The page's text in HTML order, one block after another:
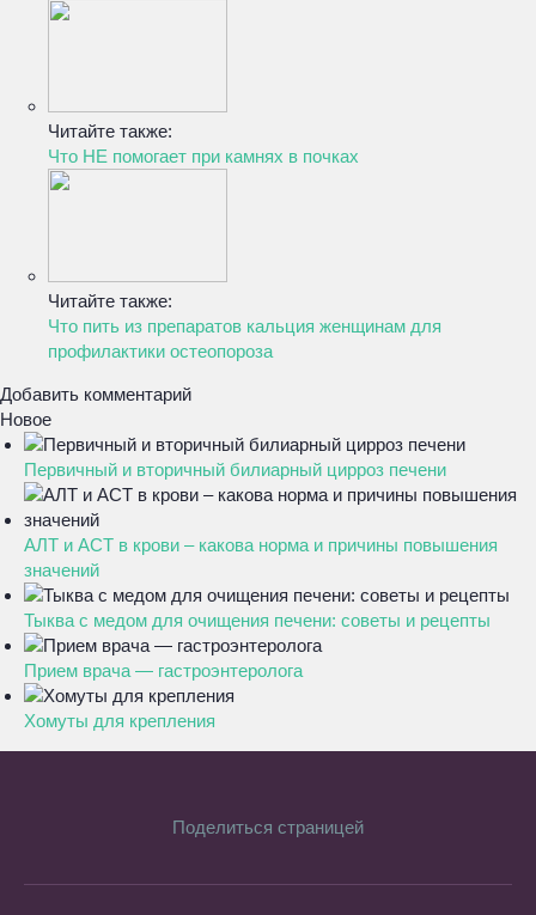
Читайте также:
Что НЕ помогает при камнях в почках
Читайте также:
Что пить из препаратов кальция женщинам для
профилактики остеопороза
Добавить комментарий
Новое
Первичный и вторичный билиарный цирроз печени
АЛТ и АСТ в крови – какова норма и причины повышения
значений
Тыква с медом для очищения печени: советы и рецепты
Прием врача — гастроэнтеролога
Хомуты для крепления
Поделиться страницей